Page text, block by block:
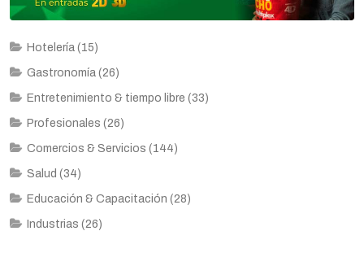
Hotelería (15)
Gastronomía (26)
Entretenimiento & tiempo libre (33)
Profesionales (26)
Comercios & Servicios (144)
Salud (34)
Educación & Capacitación (28)
Industrias (26)